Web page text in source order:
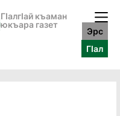
ГӀалгӀай къаман
юкъара газет
Эрс
ГӀал